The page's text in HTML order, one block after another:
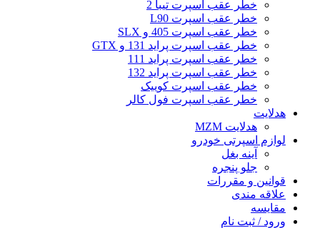
خطر عقب اسپرت تیبا 2
خطر عقب اسپرت L90
خطر عقب اسپرت 405 و SLX
خطر عقب اسپرت پراید 131 و GTX
خطر عقب اسپرت پراید 111
خطر عقب اسپرت پراید 132
خطر عقب اسپرت کوییک
خطر عقب اسپرت فول کالر
هدلایت
هدلایت MZM
لوازم اسپرتی خودرو
آینه بغل
جلو پنجره
قوانین و مقررات
علاقه مندی
مقایسه
ورود / ثبت نام